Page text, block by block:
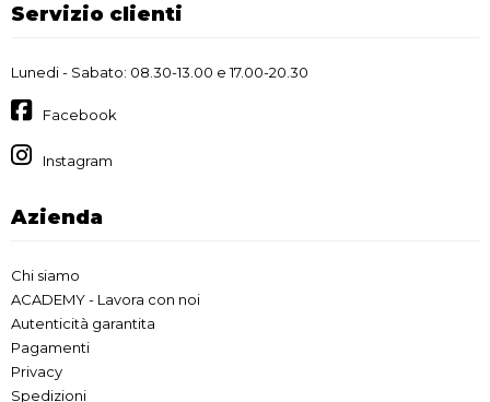
Servizio clienti
Lunedi - Sabato: 08.30-13.00 e 17.00-20.30
Facebook
Instagram
Azienda
Chi siamo
ACADEMY - Lavora con noi
Autenticità garantita
Pagamenti
Privacy
Spedizioni